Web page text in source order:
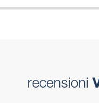
recensioni